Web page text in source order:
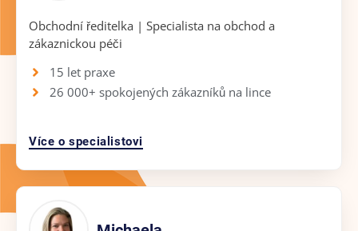
Obchodní ředitelka | Specialista na obchod a
zákaznickou péči
15 let praxe
26 000+ spokojených zákazníků na lince
Více o specialistovi